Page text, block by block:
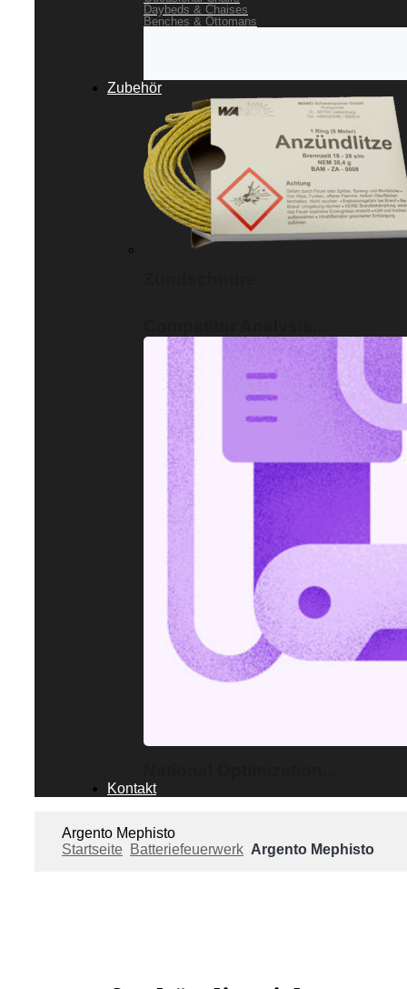
Daybeds & Chaises
Benches & Ottomans
Zubehör
Kontakt
Argento Mephisto
Startseite Batteriefeuerwerk Argento Mephisto